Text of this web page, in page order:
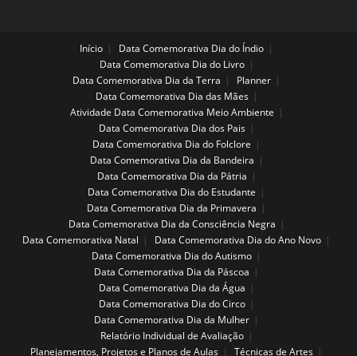
Início
Data Comemorativa Dia do Índio
Data Comemorativa Dia do Livro
Data Comemorativa Dia da Terra
Planner
Data Comemorativa Dia das Mães
Atividade Data Comemorativa Meio Ambiente
Data Comemorativa Dia dos Pais
Data Comemorativa Dia do Folclore
Data Comemorativa Dia da Bandeira
Data Comemorativa Dia da Pátria
Data Comemorativa Dia do Estudante
Data Comemorativa Dia da Primavera
Data Comemorativa Dia da Consciência Negra
Data Comemorativa Natal
Data Comemorativa Dia do Ano Novo
Data Comemorativa Dia do Autismo
Data Comemorativa Dia da Páscoa
Data Comemorativa Dia da Água
Data Comemorativa Dia do Circo
Data Comemorativa Dia da Mulher
Relatório Individual de Avaliação
Planejamentos, Projetos e Planos de Aulas
Técnicas de Artes